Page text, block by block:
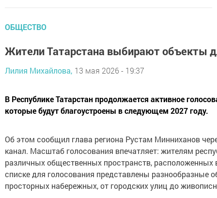
ОБЩЕСТВО
Жители Татарстана выбирают объекты
Лилия Михайлова, 13 мая 2026 - 19:37
В Республике Татарстан продолжается активное
которые будут благоустроены в следующем 2027 году.
Об этом сообщил глава региона Рустам Минниханов
канал. Масштаб голосования впечатляет: жителям
различных общественных пространств, расположенных
списке для голосования представлены разнообразные
просторных набережных, от городских улиц до